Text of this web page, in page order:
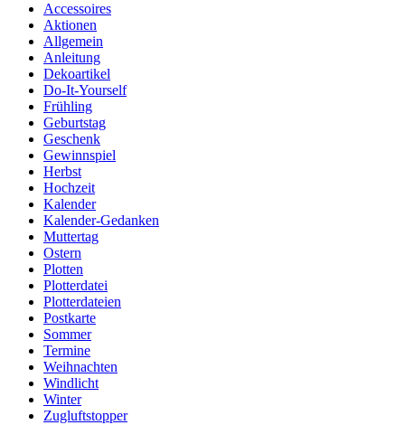
Accessoires
Aktionen
Allgemein
Anleitung
Dekoartikel
Do-It-Yourself
Frühling
Geburtstag
Geschenk
Gewinnspiel
Herbst
Hochzeit
Kalender
Kalender-Gedanken
Muttertag
Ostern
Plotten
Plotterdatei
Plotterdateien
Postkarte
Sommer
Termine
Weihnachten
Windlicht
Winter
Zugluftstopper